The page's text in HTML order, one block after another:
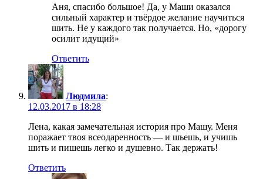
Аня, спасибо большое! Да, у Маши оказался
сильный характер и твёрдое желание научиться
шить. Не у каждого так получается. Но, «дорогу
осилит идущий»
Ответить
Людмила:
12.03.2017 в 18:28
Лена, какая замечательная история про Машу. Меня
поражает твоя всеодаренность — и шьешь, и учишь
шить и пишешь легко и душевно. Так держать!
Ответить